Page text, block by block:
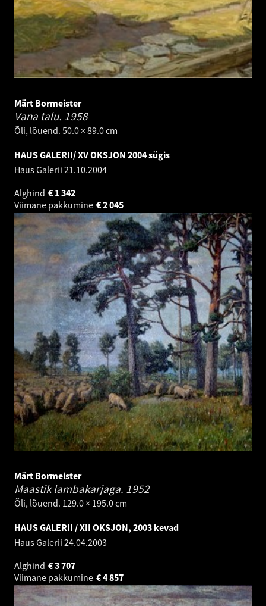
Märt Bormeister
Vana talu. 1958
Õli, lõuend. 50.0 × 89.0 cm
HAUS GALERII/ XV OKSJON 2004 sügis
Haus Galerii 21.10.2004
Alghind
1 342
€
Viimane pakkumine
2 045
€
Märt Bormeister
Maastik lambakarjaga. 1952
Õli, lõuend. 129.0 × 195.0 cm
HAUS GALERII / XII OKSJON, 2003 kevad
Haus Galerii 24.04.2003
Alghind
3 707
€
Viimane pakkumine
4 857
€